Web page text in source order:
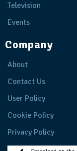
Television
Events
Company
About
Contact Us
User Policy
Cookie Policy
Privacy Policy